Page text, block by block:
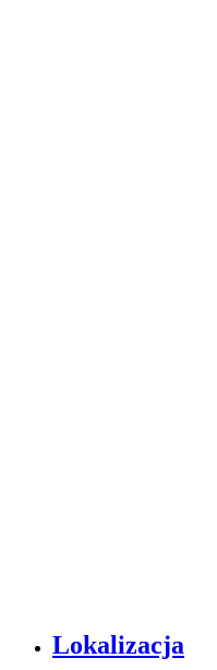
Lokalizacja